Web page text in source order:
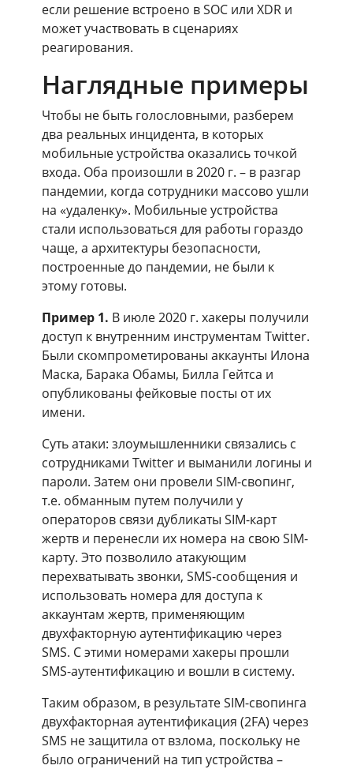
если решение встроено в SOC или XDR и
может участвовать в сценариях
реагирования.
Наглядные примеры
Чтобы не быть голословными, разберем
два реальных инцидента, в которых
мобильные устройства оказались точкой
входа. Оба произошли в 2020 г. – в разгар
пандемии, когда сотрудники массово ушли
на «удаленку». Мобильные устройства
стали использоваться для работы гораздо
чаще, а архитектуры безопасности,
построенные до пандемии, не были к
этому готовы.
Пример 1. В июле 2020 г. хакеры получили
доступ к внутренним инструментам Twitter.
Были скомпрометированы аккаунты Илона
Маска, Барака Обамы, Билла Гейтса и
опубликованы фейковые посты от их
имени.
Суть атаки: злоумышленники связались с
сотрудниками Twitter и выманили логины и
пароли. Затем они провели SIM-свопинг,
т.е. обманным путем получили у
операторов связи дубликаты SIM-карт
жертв и перенесли их номера на свою SIM-
карту. Это позволило атакующим
перехватывать звонки, SMS-сообщения и
использовать номера для доступа к
аккаунтам жертв, применяющим
двухфакторную аутентификацию через
SMS. С этими номерами хакеры прошли
SMS-аутентификацию и вошли в систему.
Таким образом, в результате SIM-свопинга
двухфакторная аутентификация (2FA) через
SMS не защитила от взлома, поскольку не
было ограничений на тип устройства –